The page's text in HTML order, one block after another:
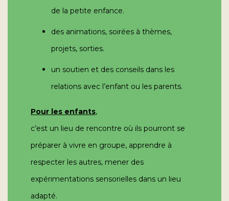
de la petite enfance.
des animations, soirées à thèmes,
projets, sorties.
un soutien et des conseils dans les
relations avec l’enfant ou les parents.
Pour les enfants,
c’est un lieu de rencontre où ils pourront se
préparer à vivre en groupe, apprendre à
respecter les autres, mener des
expérimentations sensorielles dans un lieu
adapté.